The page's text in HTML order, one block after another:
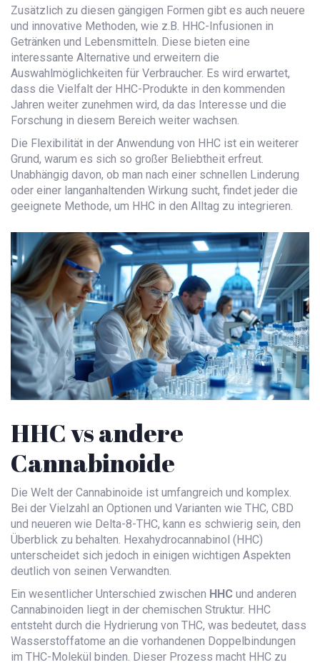
Zusätzlich zu diesen gängigen Formen gibt es auch neuere
und innovative Methoden, wie z.B. HHC-Infusionen in
Getränken und Lebensmitteln. Diese bieten eine
interessante Alternative und erweitern die
Auswahlmöglichkeiten für Verbraucher. Es wird erwartet,
dass die Vielfalt der HHC-Produkte in den kommenden
Jahren weiter zunehmen wird, da das Interesse und die
Forschung in diesem Bereich weiter wachsen.
Die Flexibilität in der Anwendung von HHC ist ein weiterer
Grund, warum es sich so großer Beliebtheit erfreut.
Unabhängig davon, ob man nach einer schnellen Linderung
oder einer langanhaltenden Wirkung sucht, findet jeder die
geeignete Methode, um HHC in den Alltag zu integrieren.
HHC vs andere
Cannabinoide
Die Welt der Cannabinoide ist umfangreich und komplex.
Bei der Vielzahl an Optionen und Varianten wie THC, CBD
und neueren wie Delta-8-THC, kann es schwierig sein, den
Überblick zu behalten. Hexahydrocannabinol (HHC)
unterscheidet sich jedoch in einigen wichtigen Aspekten
deutlich von seinen Verwandten.
Ein wesentlicher Unterschied zwischen HHC und anderen
Cannabinoiden liegt in der chemischen Struktur. HHC
entsteht durch die Hydrierung von THC, was bedeutet, dass
Wasserstoffatome an die vorhandenen Doppelbindungen
im THC-Molekül binden. Dieser Prozess macht HHC zu